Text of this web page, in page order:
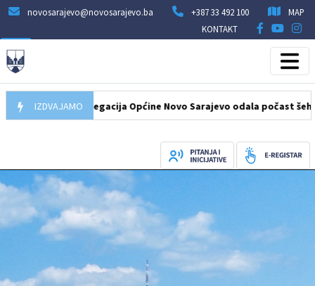
novosarajevo@novosarajevo.ba +387 33 492 100
MAP
KONTAKT
IZDVAJAMO
Delegacija Općine Novo Sarajevo odala počast šehidima i